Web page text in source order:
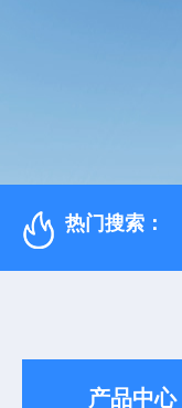
热门搜索：
产品中心